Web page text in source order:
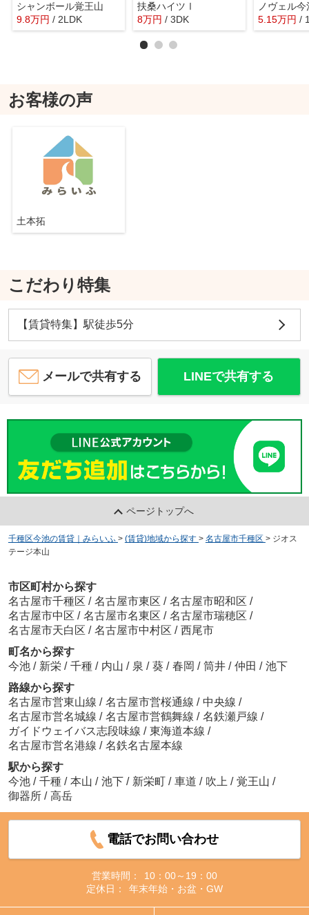
シャンボール覚王山
9.8万円 / 2LDK
扶桑ハイツⅠ
8万円 / 3DK
ノヴェル今
5.15万円 /
お客様の声
土本拓
こだわり特集
【賃貸特集】駅徒歩5分
メールで共有する LINEで共有する
ページトップへ
千種区今池の賃貸｜みらいふ > (賃貸)地域から探す > 名古屋市千種区 > ジオス
テージ本山
市区町村から探す
名古屋市千種区 / 名古屋市東区 / 名古屋市昭和区 /
名古屋市中区 / 名古屋市名東区 / 名古屋市瑞穂区 /
名古屋市天白区 / 名古屋市中村区 / 西尾市
町名から探す
今池 / 新栄 / 千種 / 内山 / 泉 / 葵 / 春岡 / 筒井 / 仲田 / 池下
路線から探す
名古屋市営東山線 / 名古屋市営桜通線 / 中央線 /
名古屋市営名城線 / 名古屋市営鶴舞線 / 名鉄瀬戸線 /
ガイドウェイバス志段味線 / 東海道本線 /
名古屋市営名港線 / 名鉄名古屋本線
駅から探す
今池 / 千種 / 本山 / 池下 / 新栄町 / 車道 / 吹上 / 覚王山 /
御器所 / 高岳
電話でお問い合わせ
営業時間：
10：00～19：00
定休日：
年末年始・お盆・GW